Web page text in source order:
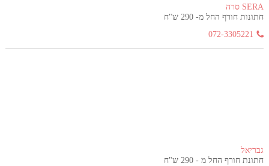
SERA סרה
חתונות חורף החל מ- 290 ש"ח
072-3305221
גבריאל
חתונת חורף החל מ - 290 ש"ח